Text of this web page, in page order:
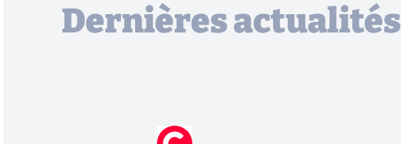
Dernières actualités